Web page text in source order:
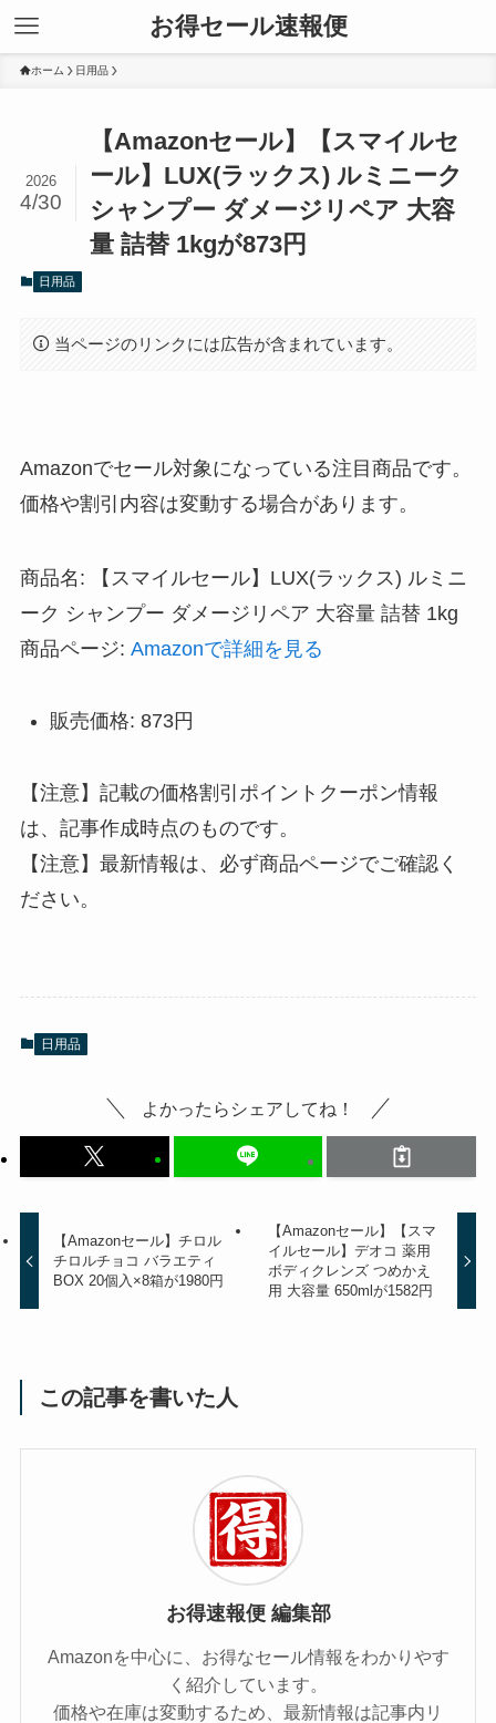
お得セール速報便
ホーム 日用品
【Amazonセール】【スマイルセ
ール】LUX(ラックス) ルミニーク
シャンプー ダメージリペア 大容
量 詰替 1kgが873円
2026
4/30
日用品
当ページのリンクには広告が含まれています。
Amazonでセール対象になっている注目商品です。
価格や割引内容は変動する場合があります。
商品名: 【スマイルセール】LUX(ラックス) ルミニ
ーク シャンプー ダメージリペア 大容量 詰替 1kg
商品ページ: Amazonで詳細を見る
販売価格: 873円
【注意】記載の価格割引ポイントクーポン情報
は、記事作成時点のものです。
【注意】最新情報は、必ず商品ページでご確認く
ださい。
日用品
よかったらシェアしてね！
【Amazonセール】チロル
チロルチョコ バラエティ
BOX 20個入×8箱が1980円
【Amazonセール】【スマ
イルセール】デオコ 薬用
ボディクレンズ つめかえ
用 大容量 650mlが1582円
この記事を書いた人
お得速報便 編集部
Amazonを中心に、お得なセール情報をわかりやす
く紹介しています。
価格や在庫は変動するため、最新情報は記事内リ